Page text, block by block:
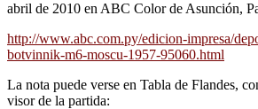
abril de 2010 en ABC Color de Asunción,
http://www.abc.com.py/edicion-impresa/
botvinnik-m6-moscu-1957-95060.html
La nota puede verse en Tabla de Flandes,
visor de la partida: